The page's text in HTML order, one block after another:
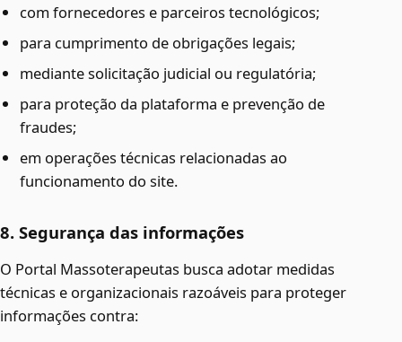
com fornecedores e parceiros tecnológicos;
para cumprimento de obrigações legais;
mediante solicitação judicial ou regulatória;
para proteção da plataforma e prevenção de
fraudes;
em operações técnicas relacionadas ao
funcionamento do site.
8. Segurança das informações
O Portal Massoterapeutas busca adotar medidas
técnicas e organizacionais razoáveis para proteger
informações contra: